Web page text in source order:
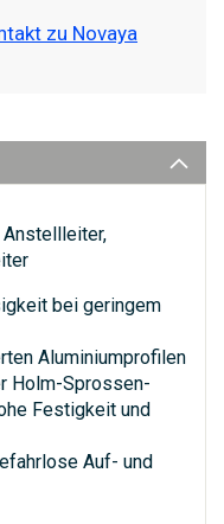
zu Novaya
bei geringem
Aluminiumprofilen
Holm-Sprossen-
Festigkeit und
Auf- und